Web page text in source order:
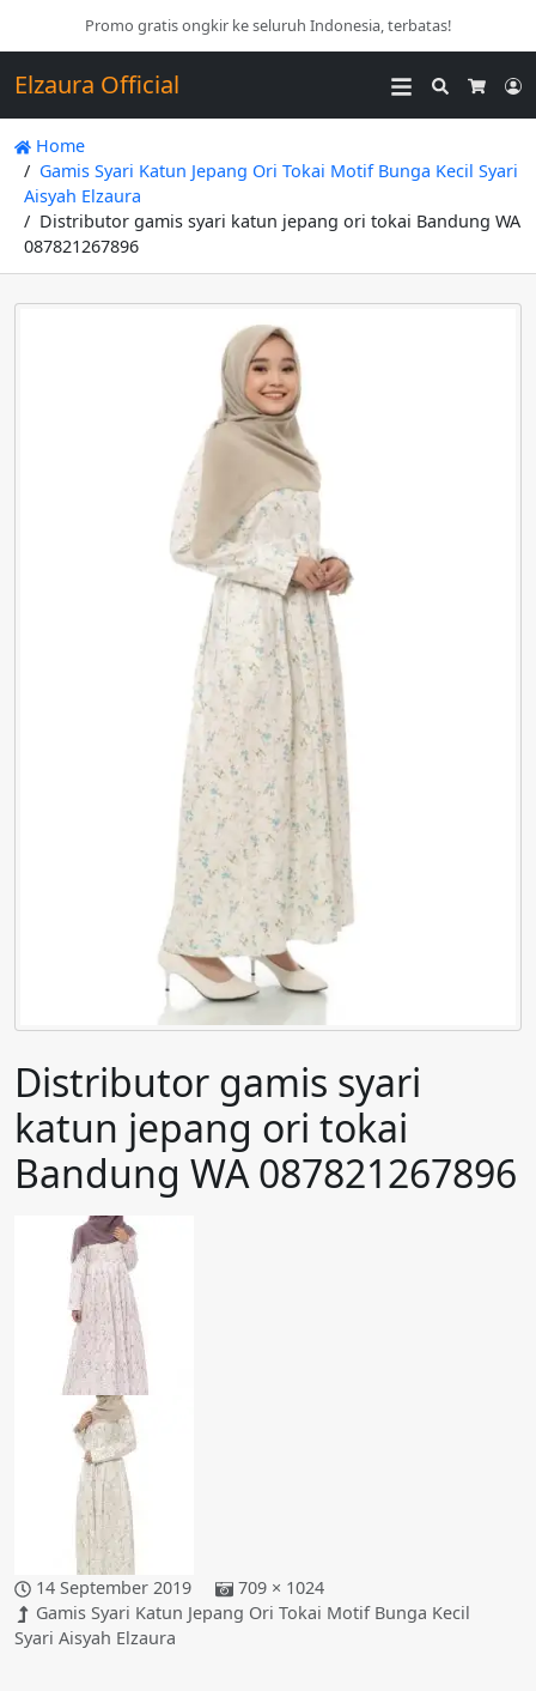
Promo gratis ongkir ke seluruh Indonesia, terbatas!
Elzaura Official
Search
Home
Gamis Syari Katun Jepang Ori Tokai Motif Bunga Kecil Syari
Aisyah Elzaura
Distributor gamis syari katun jepang ori tokai Bandung WA
087821267896
Distributor gamis syari
katun jepang ori tokai
Bandung WA 087821267896
14 September 2019
709 × 1024
Gamis Syari Katun Jepang Ori Tokai Motif Bunga Kecil
Syari Aisyah Elzaura